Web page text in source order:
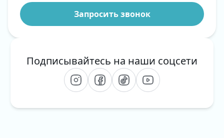
Подписывайтесь на наши соцсети